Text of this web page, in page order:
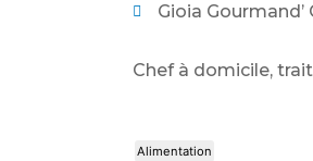
Gioia Gourmand’
Chef à domicile,
Alimentation